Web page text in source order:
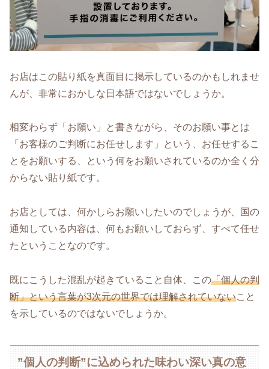
お店はこの貼り紙を真面目に掲示しているのかもしれませ
んが、非常におかしな日本語ではないでしょうか。
相変わらず「お願い」と書きながら、そのお願い事とは
「お客様のご判断にお任せします」という、お任せするこ
とをお願いする、という何をお願いされているのか全く分
からない貼り紙です。
お店としては、何かしらお願いしたいのでしょうが、国の
通知している内容は、何もお願いしておらず、すべて任せ
たということなのです。
既にこうした混乱が起きていること自体、この「個人の判
断」という言葉が3次元の世界では理解されていないこと
を示しているのではないでしょうか。
”個人の判断”に込められた味わい深い真の意